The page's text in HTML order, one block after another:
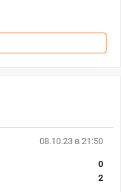
08.10.23 в 21:50
0
2